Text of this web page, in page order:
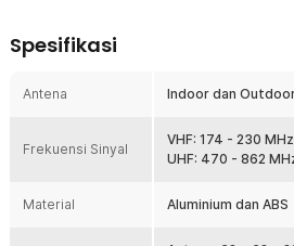
dapat menayangkan beragam saluran
membosankan.
Tak perlu lagi memutar antena
sinyal. Antena TV yang satu ini telah
Jangkauannya bahkan mencapai 80 mil
Spesifikasi
Antena Indoor dan
Frekuensi Sinyal
VHF: 174 - 230 MHz
UHF: 470 - 862
Material Aluminium dan ABS